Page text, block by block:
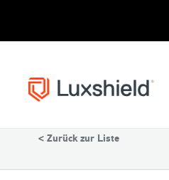
< Zurück zur Liste